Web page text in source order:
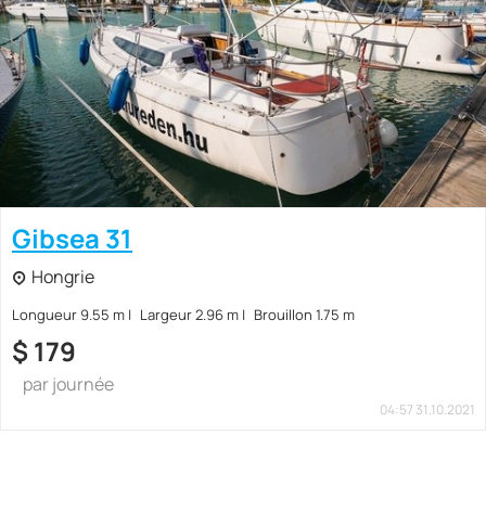
Gibsea 31
Hongrie
Longueur 9.55 m Largeur 2.96 m Brouillon 1.75 m
$ 179
par journée
04:57 31.10.2021